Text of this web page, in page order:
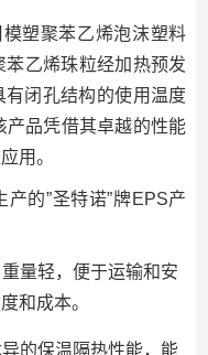
模塑聚苯乙烯泡沫塑料
苯乙烯珠粒经加热预发
闭孔结构的使用温度
品凭借其卓越的性能
用。
的”圣特诺”牌EPS产
量轻，便于运输和安
和成本。
的保温隔热性能，能